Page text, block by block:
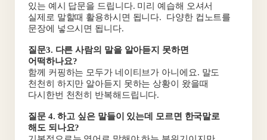
있는 예시 답문을 드립니다. 미리 예습해 오셔서
실제로 말할때 활용하시면 됩니다.
다양한 컵노트를
문장에 넣으시면 됩니다.
질문3. 다른 사람의 말을 알아듣지 못하면
어떡하나요?
함께 커핑하는 모두가 네이티브가 아니에요. 말도
천천히 하지만 알아듣지 못하는 상황이 왔을때
다시한번 천천히 반복해드립니다.
질문 4. 하고 싶은 말들이 있는데 모르면 한국말로
해도 되나요?